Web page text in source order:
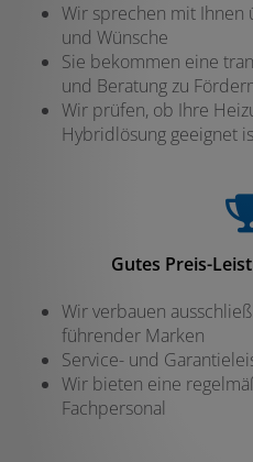
Wir sprechen mit Ihnen
und Wünsche
Sie bekommen eine
und Beratung zu
Wir prüfen, ob Ihre
Hybridlösung geeignet
Gutes Preis-
Wir verbauen
führender Marken
Service- und
Wir bieten eine
Fachpersonal